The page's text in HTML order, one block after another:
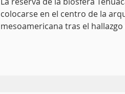
colocarse en el centro de la
mesoamericana tras el